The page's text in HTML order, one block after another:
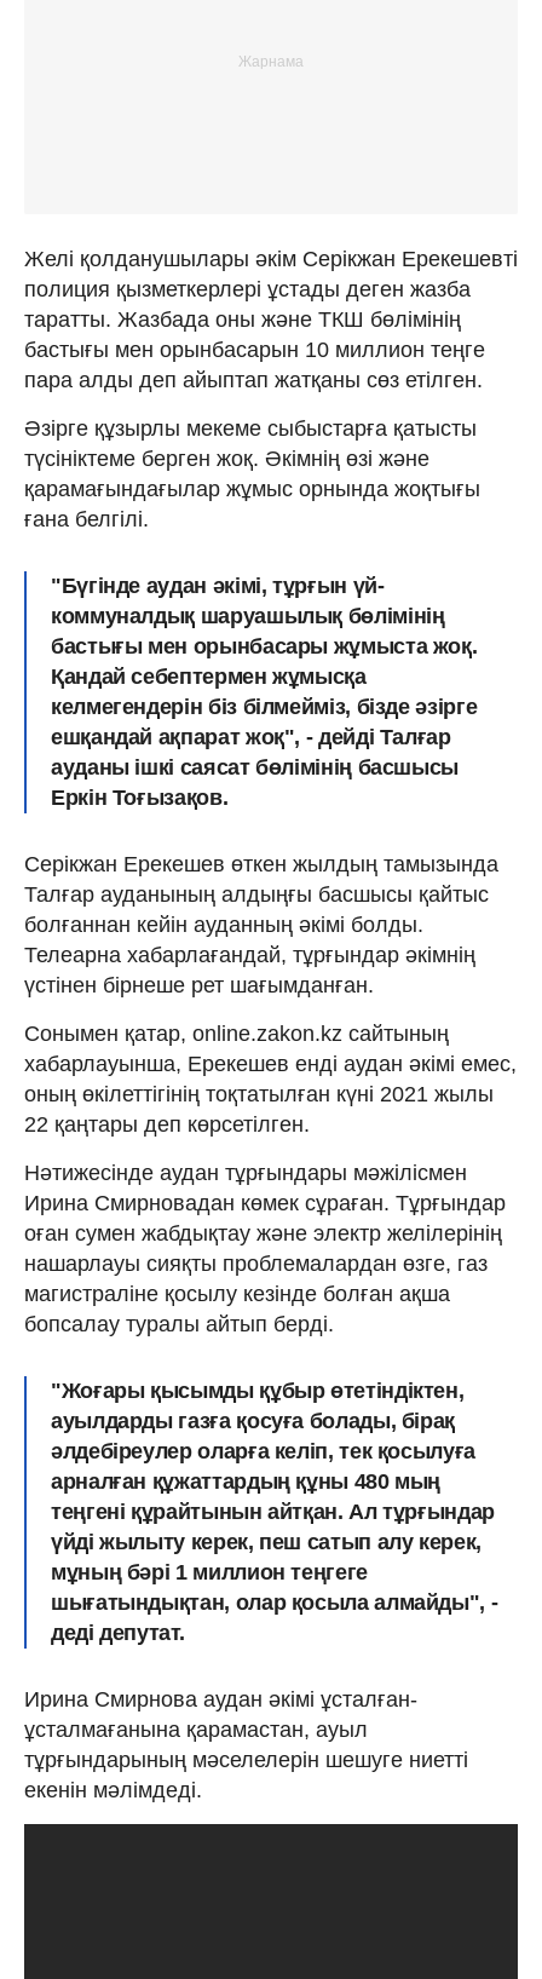
Желі қолданушылары әкім Серікжан Ерекешевті
полиция қызметкерлері ұстады деген жазба
таратты. Жазбада оны және ТКШ бөлімінің
бастығы мен орынбасарын 10 миллион теңге
пара алды деп айыптап жатқаны сөз етілген.
Әзірге құзырлы мекеме сыбыстарға қатысты
түсініктеме берген жоқ. Әкімнің өзі және
қарамағындағылар жұмыс орнында жоқтығы
ғана белгілі.
"Бүгінде аудан әкімі, тұрғын үй-
коммуналдық шаруашылық бөлімінің
бастығы мен орынбасары жұмыста жоқ.
Қандай себептермен жұмысқа
келмегендерін біз білмейміз, бізде әзірге
ешқандай ақпарат жоқ", - дейді Талғар
ауданы ішкі саясат бөлімінің басшысы
Еркін Тоғызақов.
Серікжан Ерекешев өткен жылдың тамызында
Талғар ауданының алдыңғы басшысы қайтыс
болғаннан кейін ауданның әкімі болды.
Телеарна хабарлағандай, тұрғындар әкімнің
үстінен бірнеше рет шағымданған.
Сонымен қатар, online.zakon.kz сайтының
хабарлауынша, Ерекешев енді аудан әкімі емес,
оның өкілеттігінің тоқтатылған күні 2021 жылы
22 қаңтары деп көрсетілген.
Нәтижесінде аудан тұрғындары мәжілісмен
Ирина Смирновадан көмек сұраған. Тұрғындар
оған сумен жабдықтау және электр желілерінің
нашарлауы сияқты проблемалардан өзге, газ
магистраліне қосылу кезінде болған ақша
бопсалау туралы айтып берді.
"Жоғары қысымды құбыр өтетіндіктен,
ауылдарды газға қосуға болады, бірақ
әлдебіреулер оларға келіп, тек қосылуға
арналған құжаттардың құны 480 мың
теңгені құрайтынын айтқан. Ал тұрғындар
үйді жылыту керек, пеш сатып алу керек,
мұның бәрі 1 миллион теңгеге
шығатындықтан, олар қосыла алмайды", -
деді депутат.
Ирина Смирнова аудан әкімі ұсталған-
ұсталмағанына қарамастан, ауыл
тұрғындарының мәселелерін шешуге ниетті
екенін мәлімдеді.